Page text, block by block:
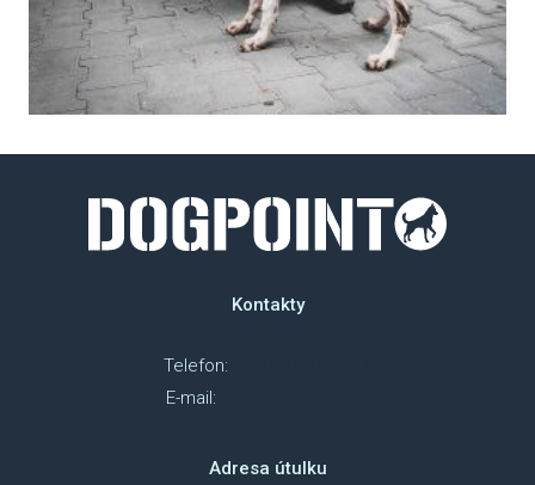
Kontakty
Telefon:
E-mail:
Adresa útulku